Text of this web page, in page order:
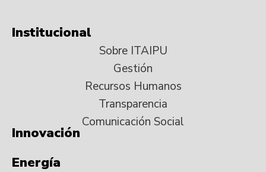
Institucional
Sobre ITAIPU
Gestión
Recursos Humanos
Transparencia
Comunicación Social
Innovación
Energía